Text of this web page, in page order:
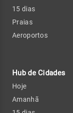
15 dias
Praias
Aeroportos
Hub de Cidades
Hoje
Amanhã